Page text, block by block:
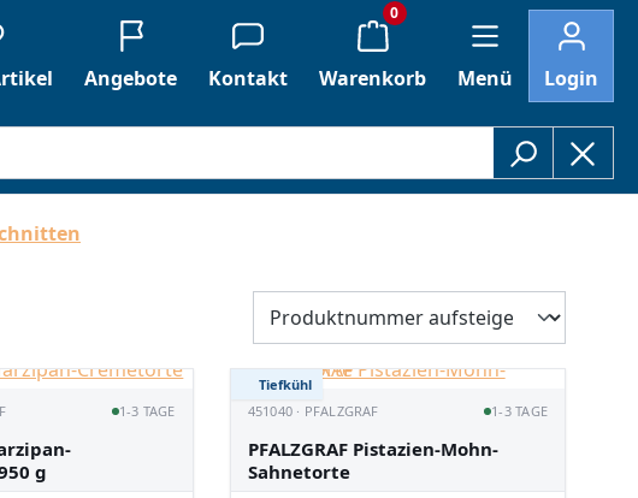
Angebote Kontakt
0
Warenkorb Menü Login
1-3 TAGE
g
Tiefkühl
451040 · PFALZGRAF
1-3 TAGE
PFALZGRAF Pistazien-Mohn-
Sahnetorte